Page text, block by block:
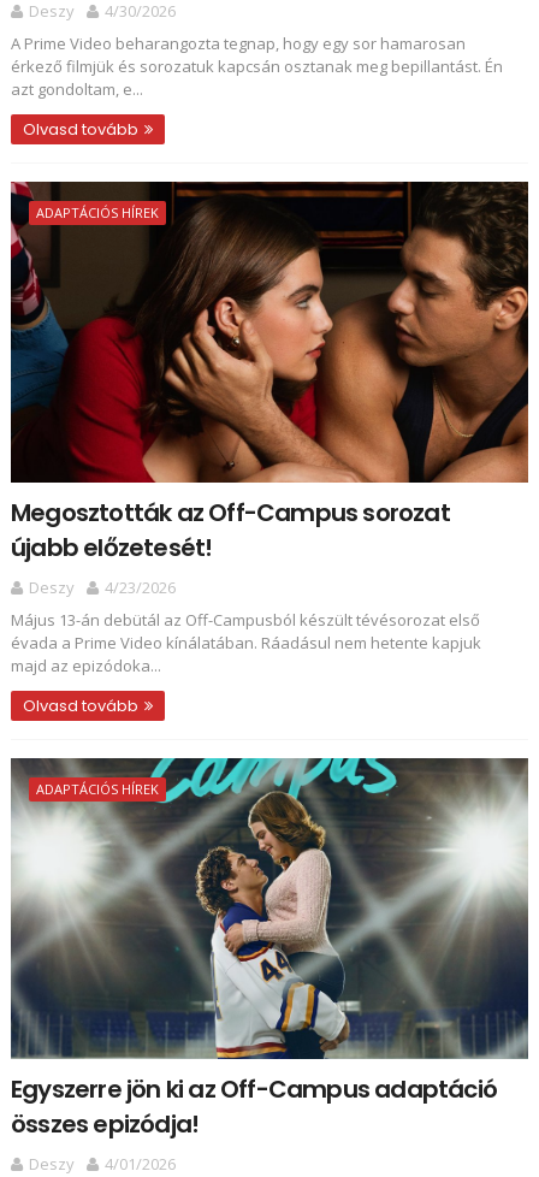
Deszy
4/30/2026
A Prime Video beharangozta tegnap, hogy egy sor hamarosan
érkező filmjük és sorozatuk kapcsán osztanak meg bepillantást. Én
azt gondoltam, e...
Olvasd tovább
ADAPTÁCIÓS HÍREK
Megosztották az Off-Campus sorozat
újabb előzetesét!
Deszy
4/23/2026
Május 13-án debütál az Off-Campusból készült tévésorozat első
évada a Prime Video kínálatában. Ráadásul nem hetente kapjuk
majd az epizódoka...
Olvasd tovább
ADAPTÁCIÓS HÍREK
Egyszerre jön ki az Off-Campus adaptáció
összes epizódja!
Deszy
4/01/2026